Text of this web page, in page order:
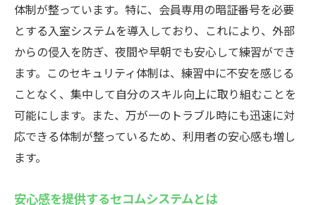
体制が整っています。特に、会員専用の暗証番号を必要
とする入室システムを導入しており、これにより、外部
からの侵入を防ぎ、夜間や早朝でも安心して練習ができ
ます。このセキュリティ体制は、練習中に不安を感じる
ことなく、集中して自分のスキル向上に取り組むことを
可能にします。また、万が一のトラブル時にも迅速に対
応できる体制が整っているため、利用者の安心感も増し
ます。
安心感を提供するセコムシステムとは